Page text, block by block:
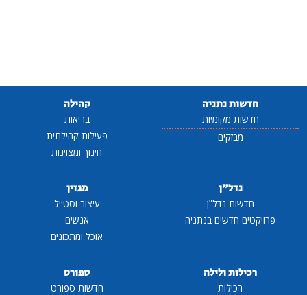
חדשות נתניה
חדשות מקומיות
מבזקים
קהילה
בריאות
פעילות קהילתית
חינוך ומצוינות
נדל"ן
חדשות נדל"ן
פרויקטים חדשים בנתניה
מגזין
עיצוב וסטייל
אנשים
אוכל ומתכונים
רכילות ולילה
רכילות
ספורט
חדשות ספורט